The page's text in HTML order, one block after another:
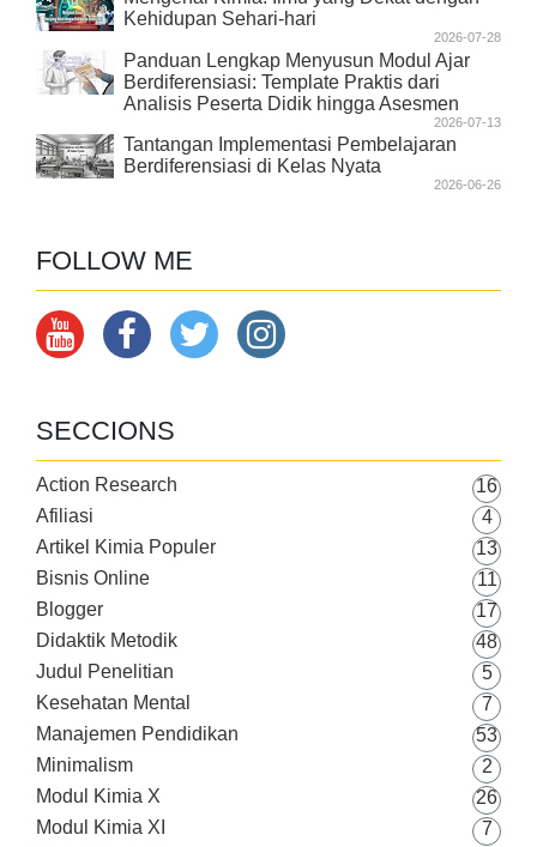
Kehidupan Sehari-hari
2026-07-28
Panduan Lengkap Menyusun Modul Ajar
Berdiferensiasi: Template Praktis dari
Analisis Peserta Didik hingga Asesmen
2026-07-13
Tantangan Implementasi Pembelajaran
Berdiferensiasi di Kelas Nyata
2026-06-26
FOLLOW ME
SECCIONS
Action Research
16
Afiliasi
4
Artikel Kimia Populer
13
Bisnis Online
11
Blogger
17
Didaktik Metodik
48
Judul Penelitian
5
Kesehatan Mental
7
Manajemen Pendidikan
53
Minimalism
2
Modul Kimia X
26
Modul Kimia XI
7